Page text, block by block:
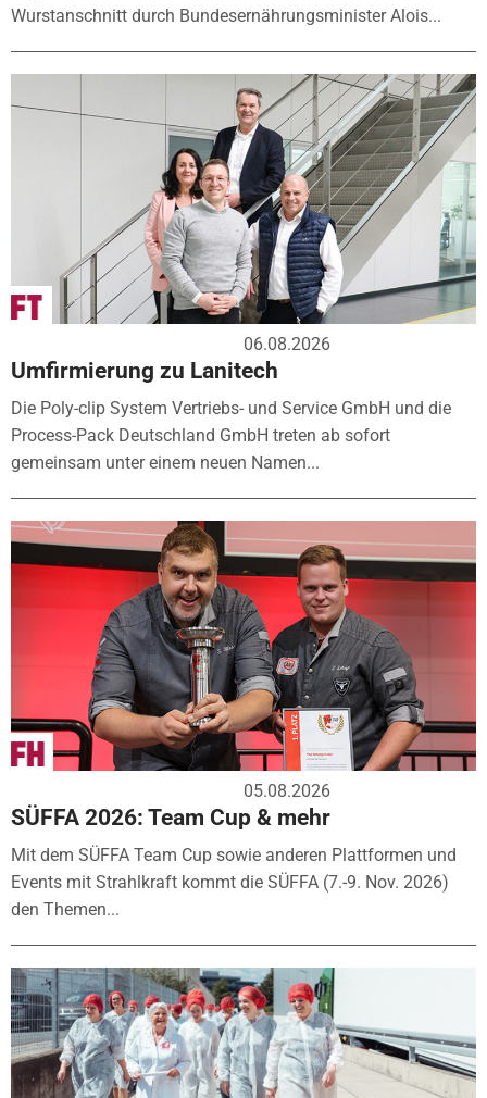
Wurstanschnitt durch Bundesernährungsminister Alois...
06.08.2026
Umfirmierung zu Lanitech
Die Poly-clip System Vertriebs- und Service GmbH und die
Process-Pack Deutschland GmbH treten ab sofort
gemeinsam unter einem neuen Namen...
05.08.2026
SÜFFA 2026: Team Cup & mehr
Mit dem SÜFFA Team Cup sowie anderen Plattformen und
Events mit Strahlkraft kommt die SÜFFA (7.-9. Nov. 2026)
den Themen...